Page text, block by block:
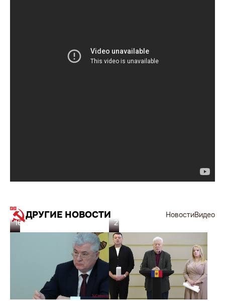
ДРУГИЕ НОВОСТИ НовостиВидео
16.05.26
27.02.26